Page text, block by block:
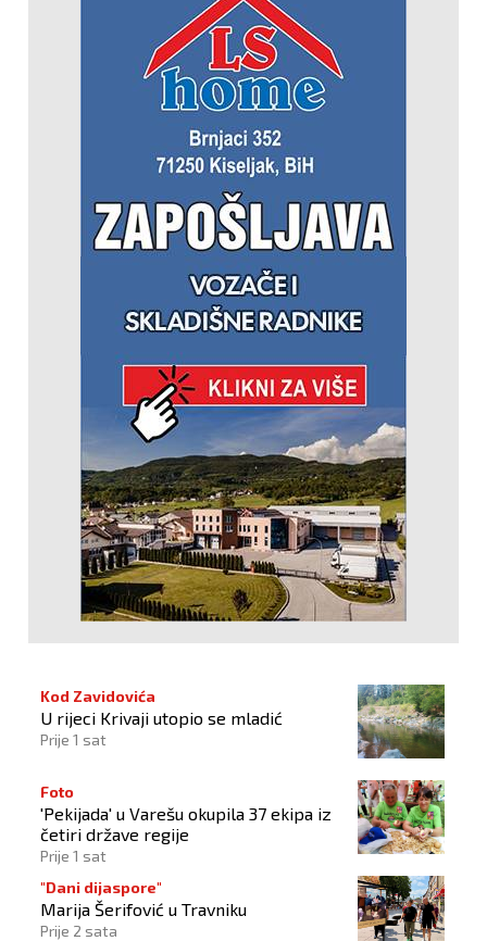
Kod Zavidovića
U rijeci Krivaji utopio se mladić
Prije 1 sat
Foto
'Pekijada' u Varešu okupila 37 ekipa iz
četiri države regije
Prije 1 sat
"Dani dijaspore"
Marija Šerifović u Travniku
Prije 2 sata